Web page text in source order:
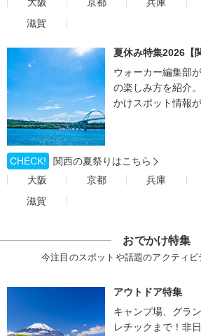
大阪
京都 兵庫
滋賀
夏休み特集2026【
ウォーカー編集部
の楽しみ方を紹介
かけスポット情報
CHECK!
関西の夏祭りはこちら
大阪
京都 兵庫
滋賀
おでかけ特集
今注目のスポットや話題のアクティ
アウトドア特集
キャンプ場、グラ
レチックまで！非